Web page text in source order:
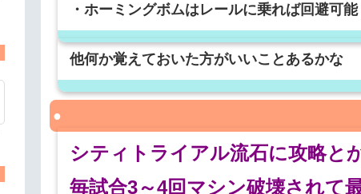
・ホーミングボムはレールに乗れば回避可能
他何か覚えておいた方がいいことあるかな
シティトライアル流石に攻略と
毎試合3～4回マシン破壊されて